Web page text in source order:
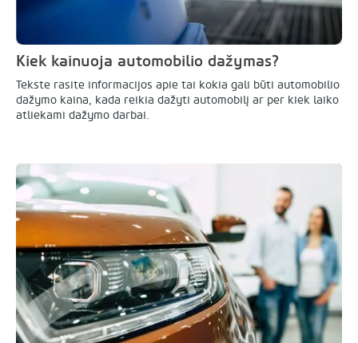
Kiek kainuoja automobilio dažymas?
Tekste rasite informacijos apie tai kokia gali būti automobilio
dažymo kaina, kada reikia dažyti automobilį ar per kiek laiko
atliekami dažymo darbai.